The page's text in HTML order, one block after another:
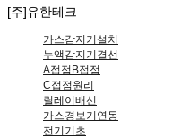
[주]유한테크
가스감지기설치
누액감지기결선
A접점B접점
C접점원리
릴레이배선
가스경보기연동
전기기초